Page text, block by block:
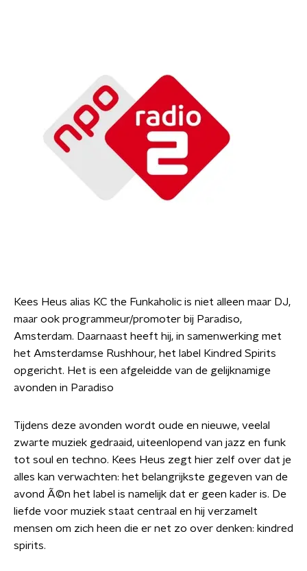
Kees Heus alias KC the Funkaholic is niet alleen maar DJ,
maar ook programmeur/promoter bij Paradiso,
Amsterdam. Daarnaast heeft hij, in samenwerking met
het Amsterdamse Rushhour, het label Kindred Spirits
opgericht. Het is een afgeleidde van de gelijknamige
avonden in Paradiso
Tijdens deze avonden wordt oude en nieuwe, veelal
zwarte muziek gedraaid, uiteenlopend van jazz en funk
tot soul en techno. Kees Heus zegt hier zelf over dat je
alles kan verwachten: het belangrijkste gegeven van de
avond Ã©n het label is namelijk dat er geen kader is. De
liefde voor muziek staat centraal en hij verzamelt
mensen om zich heen die er net zo over denken: kindred
spirits.